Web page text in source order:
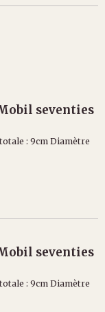
seventies
: 9cm Diamètre
seventies
: 9cm Diamètre